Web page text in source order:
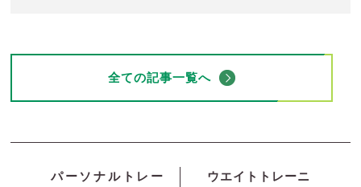
全ての記事一覧へ
パーソナルトレー
ウエイトトレーニ